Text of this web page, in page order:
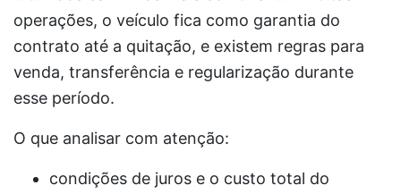
operações, o veículo fica como garantia do
contrato até a quitação, e existem regras para
venda, transferência e regularização durante
esse período.
O que analisar com atenção:
condições de juros e o custo total do